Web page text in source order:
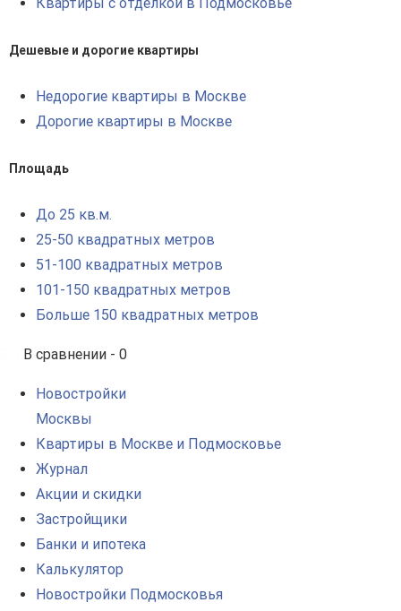
Квартиры с отделкой в Подмосковье
Дешевые и дорогие квартиры
Недорогие квартиры в Москве
Дорогие квартиры в Москве
Площадь
До 25 кв.м.
25-50 квадратных метров
51-100 квадратных метров
101-150 квадратных метров
Больше 150 квадратных метров
В сравнении - 0
Новостройки
Москвы
Квартиры в Москве и Подмосковье
Журнал
Акции и скидки
Застройщики
Банки и ипотека
Калькулятор
Новостройки Подмосковья